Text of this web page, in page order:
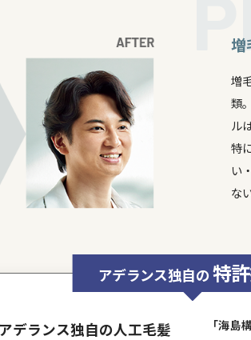
な、高品質の商品を届けたい…
年にわたる研究により、生み出されたた
世界で合計413の特許を出願しており、
許技術が生かされています。
人の魅力を最大限に引き出すアデラン